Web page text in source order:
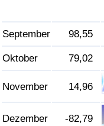
September
98,55
Oktober 79,02
November 14,96
Dezember -82,79